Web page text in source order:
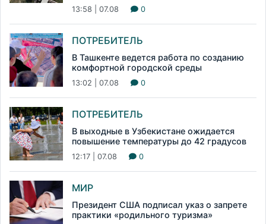
13:58 | 07.08 0
ПОТРЕБИТЕЛЬ
В Ташкенте ведется работа по созданию
комфортной городской среды
13:02 | 07.08 0
ПОТРЕБИТЕЛЬ
В выходные в Узбекистане ожидается
повышение температуры до 42 градусов
12:17 | 07.08 0
МИР
Президент США подписал указ о запрете
практики «родильного туризма»